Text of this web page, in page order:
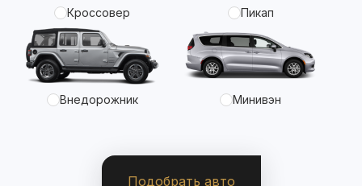
Кроссовер Пикап
Внедорожник Минивэн
Подобрать авто